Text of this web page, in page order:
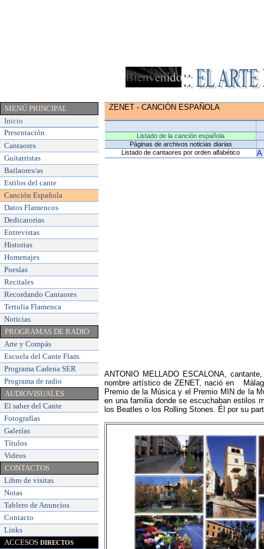
MENÚ PRINCIPAL
Inicio
Presentación
Cantaores
Guitarristas
Bailaores/as
Estilos del cante
Canción Española
Datos Flamencos
Dedicatorias
Entrevistas
Historias
Homenajes
Poesías
Recitales
Recordando Cantaores
Tertulia Flamenca
Noticias
PROGRAMAS DE RADIO
Arte y Compás
Escuela del Cante Flam.
Programa Cadena SER
Programa de radio
AUDIOVISUALES
El saber del Cante
Fotografías
Galerías
Títulos
Videos
CONTACTOS
Libro de visitas
Notas
Tablero de Anuncios
Contacto
Links
ACCESOSDIRECTOS
ZENET -CANCIÓN ESPAÑOLA
Listado de la canción española
Páginas de archivos noticias diarias
Listado de cantaores por orden alfabético
A
ANTONIO MELLADO ESCALONA,
nombre artístico de ZENET, nació en
Premio de la Música y el Premio MIN de la
en una familia donde se escuchaban estilos
los Beatles o los Rolling Stones.​ Él por su